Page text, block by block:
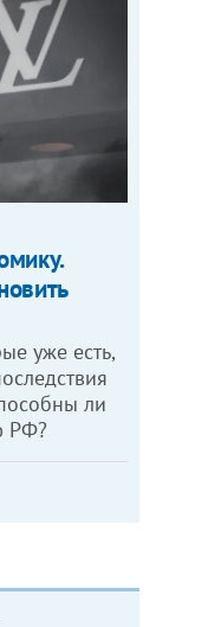
уже есть,
ли
РФ?